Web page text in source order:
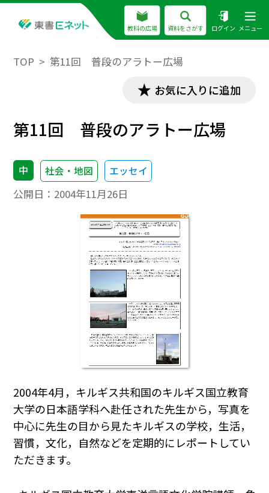
教科の広場 資料をさがす ログイン メニュー
TOP 第11回 普段のアラトー広場
お気に入りに追加
第11回 普段のアラトー広場
中 社会・地図 エッセイ
公開日： 2004年11月26日
2004年4月，キルギス共和国のキルギス国立教育
大学の日本語学科へ赴任された先生から，写真を
中心に先生の目から見たキルギスの学校，生活，
習慣，文化，自然などを定期的にレポートしてい
ただきます。